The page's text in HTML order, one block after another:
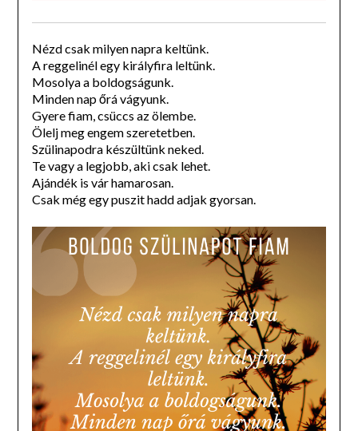
Nézd csak milyen napra keltünk.
A reggelinél egy királyfira leltünk.
Mosolya a boldogságunk.
Minden nap őrá vágyunk.
Gyere fiam, csüccs az ölembe.
Ölelj meg engem szeretetben.
Szülinapodra készültünk neked.
Te vagy a legjobb, aki csak lehet.
Ajándék is vár hamarosan.
Csak még egy puszit hadd adjak gyorsan.